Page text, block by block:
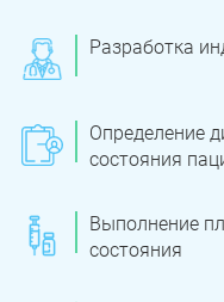
Разработка
Определение
состояния
Выполнение
состояния
Копейск